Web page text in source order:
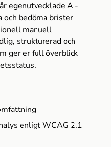
egenutvecklade AI-
och bedöma brister
manuell
strukturerad och
ger er full överblick
enligt WCAG 2.1